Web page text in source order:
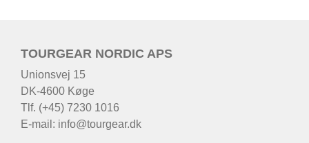
TOURGEAR NORDIC APS
Unionsvej 15
DK-4600 Køge
Tlf. (+45) 7230 1016
E-mail: info@tourgear.dk